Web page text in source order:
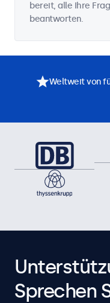
bereit, alle Ihre
beantworten.
Weltweit von
Sprechen